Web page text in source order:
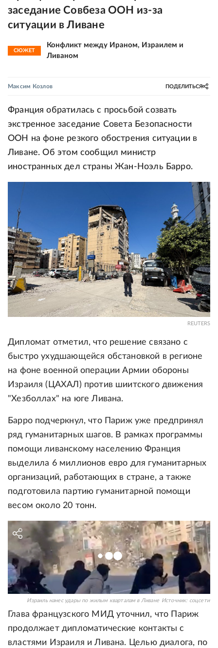
заседание Совбеза ООН из-за
ситуации в Ливане
СЮЖЕТ
Конфликт между Ираном, Израилем и
Ливаном
Максим Козлов ПОДЕЛИТЬСЯ
Франция обратилась с просьбой созвать
экстренное заседание Совета Безопасности
ООН на фоне резкого обострения ситуации в
Ливане. Об этом сообщил министр
иностранных дел страны Жан‑Ноэль Барро.
REUTERS
Дипломат отметил, что решение связано с
быстро ухудшающейся обстановкой в регионе
на фоне военной операции Армии обороны
Израиля (ЦАХАЛ) против шиитского движения
"Хезболлах" на юге Ливана.
Барро подчеркнул, что Париж уже предпринял
ряд гуманитарных шагов. В рамках программы
помощи ливанскому населению Франция
выделила 6 миллионов евро для гуманитарных
организаций, работающих в стране, а также
подготовила партию гуманитарной помощи
весом около 20 тонн.
Израиль нанес удары по жилым кварталам в Ливане Источник: соцсети
Глава французского МИД уточнил, что Париж
продолжает дипломатические контакты с
властями Израиля и Ливана. Целью диалога, по